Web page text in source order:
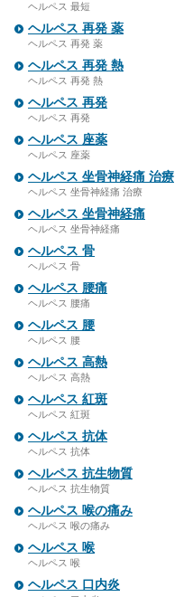
ヘルペス 最短
ヘルペス 再発 薬
ヘルペス 再発 薬
ヘルペス 再発 熱
ヘルペス 再発 熱
ヘルペス 再発
ヘルペス 再発
ヘルペス 座薬
ヘルペス 座薬
ヘルペス 坐骨神経痛 治療
ヘルペス 坐骨神経痛 治療
ヘルペス 坐骨神経痛
ヘルペス 坐骨神経痛
ヘルペス 骨
ヘルペス 骨
ヘルペス 腰痛
ヘルペス 腰痛
ヘルペス 腰
ヘルペス 腰
ヘルペス 高熱
ヘルペス 高熱
ヘルペス 紅斑
ヘルペス 紅斑
ヘルペス 抗体
ヘルペス 抗体
ヘルペス 抗生物質
ヘルペス 抗生物質
ヘルペス 喉の痛み
ヘルペス 喉の痛み
ヘルペス 喉
ヘルペス 喉
ヘルペス 口内炎